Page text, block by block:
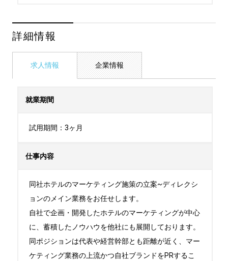
詳細情報
求人情報 企業情報
就業期間
試用期間：3ヶ月
仕事内容
同社ホテルのマーケティング施策の立案~ディレクシ
ョンのメイン業務をお任せします。
自社で企画・開発したホテルのマーケティングが中心
に、蓄積したノウハウを他社にも展開しております。
同ポジションは代表や経営幹部とも距離が近く、マー
ケティング業務の上流かつ自社ブランドをPRするこ